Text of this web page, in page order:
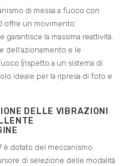
di messa a fuoco con
offre un movimento
la massima reattività.
dell'azionamento e le
(rispetto a un sistema di
ideale per la ripresa di foto e
DELLE VIBRAZIONI
è dotato del meccanismo
di selezione delle modalità